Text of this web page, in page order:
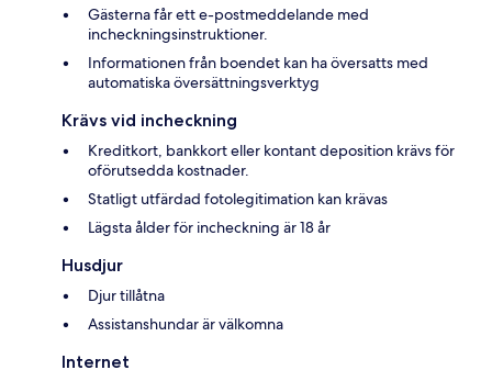
Gästerna får ett e-postmeddelande med
incheckningsinstruktioner.
Informationen från boendet kan ha översatts med
automatiska översättningsverktyg
Krävs vid incheckning
Kreditkort, bankkort eller kontant deposition krävs för
oförutsedda kostnader.
Statligt utfärdad fotolegitimation kan krävas
Lägsta ålder för incheckning är 18 år
Husdjur
Djur tillåtna
Assistanshundar är välkomna
Internet